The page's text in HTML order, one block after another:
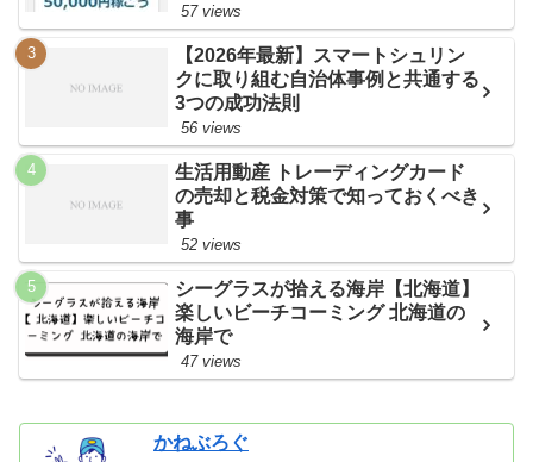
57 views
【2026年最新】スマートシュリン
クに取り組む自治体事例と共通する
3つの成功法則
56 views
生活用動産 トレーディングカード
の売却と税金対策で知っておくべき
事
52 views
シーグラスが拾える海岸【北海道】
楽しいビーチコーミング 北海道の
海岸で
47 views
かねぶろぐ